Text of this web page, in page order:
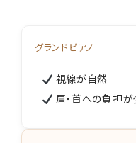
グランドピアノ
視線が自然
肩・首への負担